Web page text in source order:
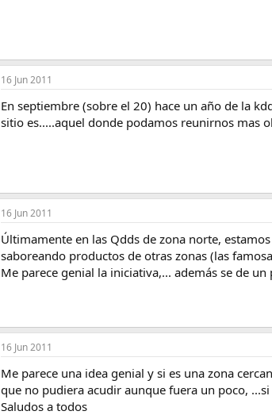
16 Jun 2011
En septiembre (sobre el 20) hace un año de la
sitio es.....aquel donde podamos reunirnos mas
16 Jun 2011
Últimamente en las Qdds de zona norte,
saboreando productos de otras zonas (las
Me parece genial la iniciativa,... además se de
16 Jun 2011
Me parece una idea genial y si es una zona
que no pudiera acudir aunque fuera un poco,
Saludos a todos